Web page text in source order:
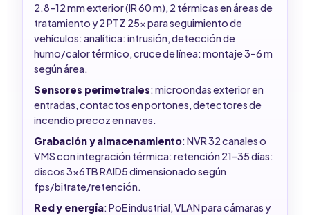
2.8–12 mm exterior (IR 60 m), 2 térmicas en áreas de
tratamiento y 2 PTZ 25x para seguimiento de
vehículos: analítica: intrusión, detección de
humo/calor térmico, cruce de línea: montaje 3–6 m
según área.
Sensores perimetrales: microondas exterior en
entradas, contactos en portones, detectores de
incendio precoz en naves.
Grabación y almacenamiento: NVR 32 canales o
VMS con integración térmica: retención 21–35 días:
discos 3x6TB RAID5 dimensionado según
fps/bitrate/retención.
Red y energía: PoE industrial, VLAN para cámaras y